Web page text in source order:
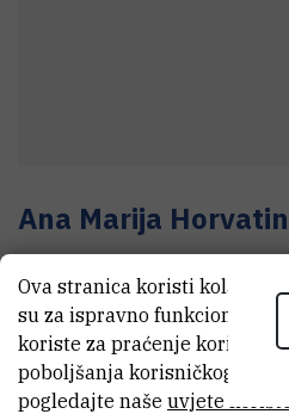
Ana Marija Horvatin
Voditelj odjela
E-MAIL
Ana.Marija.Horvatin@irb.hr
Ova stranica koristi kolačiće.
su za ispravno
koriste za praćenje
poboljšanja korisničkog
pogledajte naše uvjete